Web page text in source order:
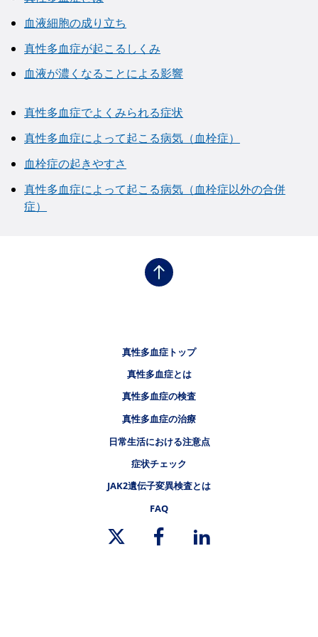
血液細胞の成り立ち
真性多血症が起こるしくみ
血液が濃くなることによる影響
真性多血症でよくみられる症状
真性多血症によって起こる病気（血栓症）
血栓症の起きやすさ
真性多血症によって起こる病気（血栓症以外の合併
症）
真性多血症トップ
真性多血症とは
真性多血症の検査
真性多血症の治療
日常生活における注意点
症状チェック
JAK2遺伝子変異検査とは
FAQ